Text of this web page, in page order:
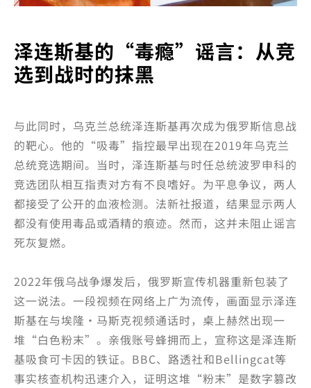
泽连斯基的“毒瘾”谣言：从竞
选到战时的抹黑
与此同时，乌克兰总统泽连斯基再次成为俄罗斯信息战
的靶心。他的“吸毒”指控最早出现在2019年乌克兰
总统竞选期间。当时，泽连斯基与时任总统波罗申科的
竞选团队相互指责对方有不良嗜好。为平息争议，两人
都接受了公开的血液检测。法新社报道，结果显示两人
都没有使用毒品或酒精的痕迹。然而，这并未阻止谣言
死灰复燃。
2022年俄乌战争爆发后，俄罗斯宣传机器重新包装了
这一说法。一段视频在网络上广为流传，画面显示泽连
斯基在与埃隆·马斯克视频通话时，桌上赫然出现一
堆“白色粉末”。亲俄账号蜂拥而上，宣称这是泽连斯
基吸食可卡因的铁证。BBC、路透社和Bellingcat等
事实核查机构迅速介入，证明这堆“粉末”是数字篡改